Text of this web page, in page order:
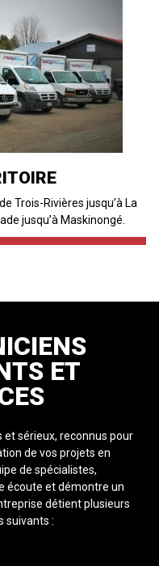
Trois-Rivières jusqu’à La
jusqu’à Maskinongé.
ET
et sérieux, reconnus pour
de vos projets en
de spécialistes,
écoute et démontre un
détient plusieurs
suivants :